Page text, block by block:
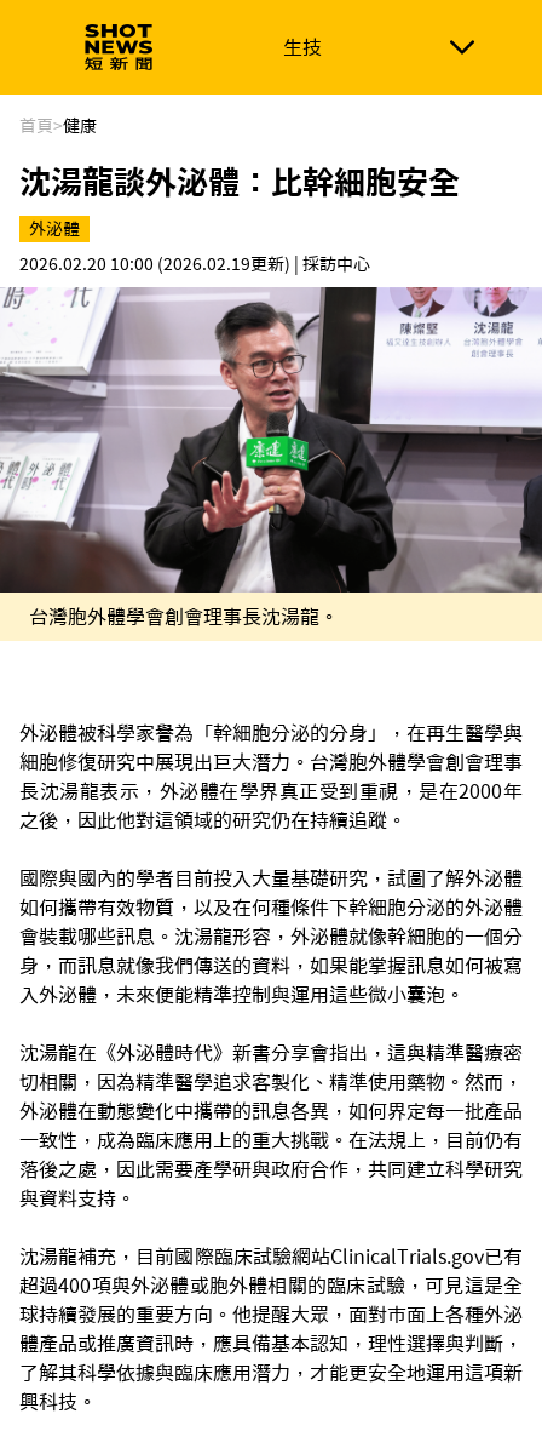
生技
生技 政治
新南向 體育
首頁>健康
沈湯龍談外泌體：比幹細胞安全
外泌體
2026.02.20 10:00 (2026.02.19更新) | 採訪中心
台灣胞外體學會創會理事長沈湯龍。
外泌體被科學家譽為「幹細胞分泌的分身」，在再生醫學與
細胞修復研究中展現出巨大潛力。台灣胞外體學會創會理事
長沈湯龍表示，外泌體在學界真正受到重視，是在2000年
之後，因此他對這領域的研究仍在持續追蹤。
國際與國內的學者目前投入大量基礎研究，試圖了解外泌體
如何攜帶有效物質，以及在何種條件下幹細胞分泌的外泌體
會裝載哪些訊息。沈湯龍形容，外泌體就像幹細胞的一個分
身，而訊息就像我們傳送的資料，如果能掌握訊息如何被寫
入外泌體，未來便能精準控制與運用這些微小囊泡。
沈湯龍在《外泌體時代》新書分享會指出，這與精準醫療密
切相關，因為精準醫學追求客製化、精準使用藥物。然而，
外泌體在動態變化中攜帶的訊息各異，如何界定每一批產品
一致性，成為臨床應用上的重大挑戰。在法規上，目前仍有
落後之處，因此需要產學研與政府合作，共同建立科學研究
與資料支持。
沈湯龍補充，目前國際臨床試驗網站ClinicalTrials.gov已有
超過400項與外泌體或胞外體相關的臨床試驗，可見這是全
球持續發展的重要方向。他提醒大眾，面對市面上各種外泌
體產品或推廣資訊時，應具備基本認知，理性選擇與判斷，
了解其科學依據與臨床應用潛力，才能更安全地運用這項新
興科技。